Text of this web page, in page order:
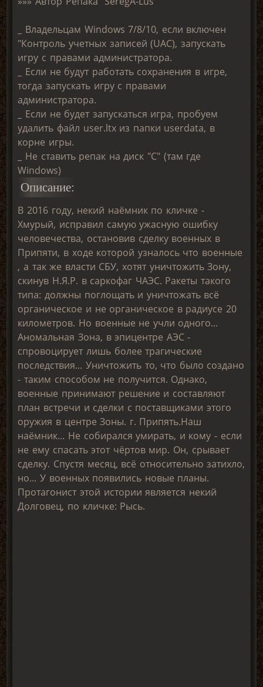
_ Владельцам Windows 7/8/10, если включен
"Контроль учетных записей (UAC), запускать
игру с правами администратора.
_ Если не будут работать сохранения в игре,
тогда запускать игру с правами
администратора.
_ Если не будет запускаться игра, пробуем
удалить файл user.ltx из папки userdata, в
корне игры.
_ Не ставить репак на диск "С" (там где
Windows)
Описание:
В 2016 году, некий наёмник по кличке -
Хмурый, исправил самую ужасную ошибку
человечества, остановив сделку военных в
Припяти, в ходе которой узналось что военные
, а так же власти СБУ, хотят уничтожить Зону,
скинув Н.Я.Р. в саркофаг ЧАЭС. Ракеты такого
типа: должны поглощать и уничтожать всё
органическое и не органическое в радиусе 20
километров. Но военные не учли одного...
Аномальная Зона, в эпицентре АЭС -
спровоцирует лишь более трагические
последствия... Уничтожить то, что было создано
- таким способом не получится. Однако,
военные принимают решение и составляют
план встречи и сделки с поставщиками этого
оружия в центре Зоны. г. Припять.Наш
наёмник... Не собирался умирать, и кому - если
не ему спасать этот чёртов мир. Он, срывает
сделку. Спустя месяц, всё относительно затихло,
но... У военных появились новые планы.
Протагонист этой истории является некий
Долговец, по кличке: Рысь.